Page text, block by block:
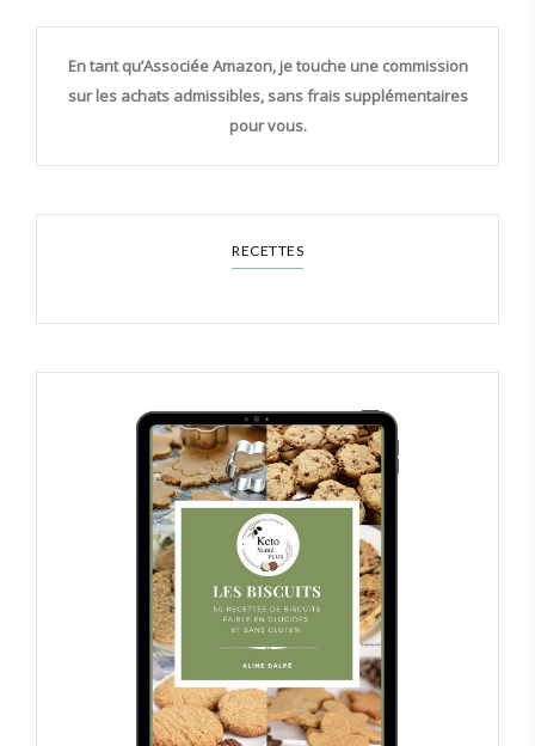
En tant qu’Associée Amazon, je touche une commission
sur les achats admissibles, sans frais supplémentaires
pour vous.
RECETTES